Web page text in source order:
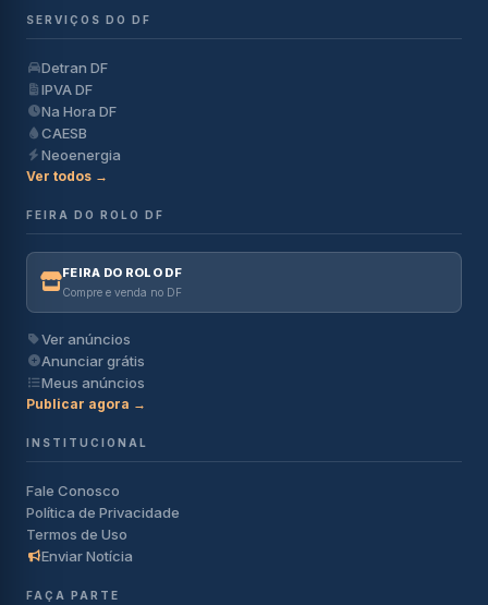
SERVIÇOS DO DF
Detran DF
IPVA DF
Na Hora DF
CAESB
Neoenergia
Ver todos →
FEIRA DO ROLO DF
FEIRA DO ROLO DF
Compre e venda no DF
Ver anúncios
Anunciar grátis
Meus anúncios
Publicar agora →
INSTITUCIONAL
Fale Conosco
Política de Privacidade
Termos de Uso
Enviar Notícia
FAÇA PARTE